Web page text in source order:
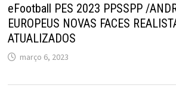
eFootball PES 2023 PPSSPP /
EUROPEUS NOVAS FACES
ATUALIZADOS
março 6, 2023